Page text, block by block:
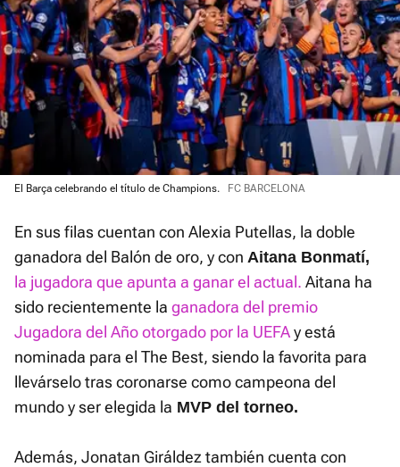
El Barça celebrando el título de Champions. FC BARCELONA
En sus filas cuentan con Alexia Putellas, la doble
ganadora del Balón de oro, y con Aitana Bonmatí,
la jugadora que apunta a ganar el actual. Aitana ha
sido recientemente la ganadora del premio
Jugadora del Año otorgado por la UEFAy está
nominada para el The Best, siendo la favorita para
llevárselo tras coronarse como campeona del
mundo y ser elegida la MVP del torneo.
Además, Jonatan Giráldez también cuenta con